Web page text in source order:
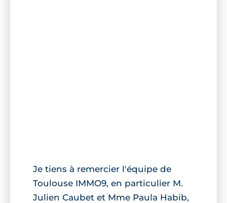
Je tiens à remercier l'équipe de
Toulouse IMMO9, en particulier M.
Julien Caubet et Mme Paula Habib,